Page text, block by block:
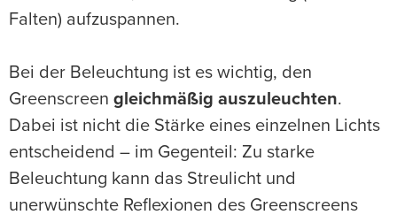
Falten) aufzuspannen.
Bei der Beleuchtung ist es wichtig, den
Greenscreen gleichmäßig auszuleuchten.
Dabei ist nicht die Stärke eines einzelnen Lichts
entscheidend – im Gegenteil: Zu starke
Beleuchtung kann das Streulicht und
unerwünschte Reflexionen des Greenscreens